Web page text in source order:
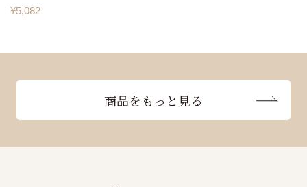
¥5,082
商品をもっと見る